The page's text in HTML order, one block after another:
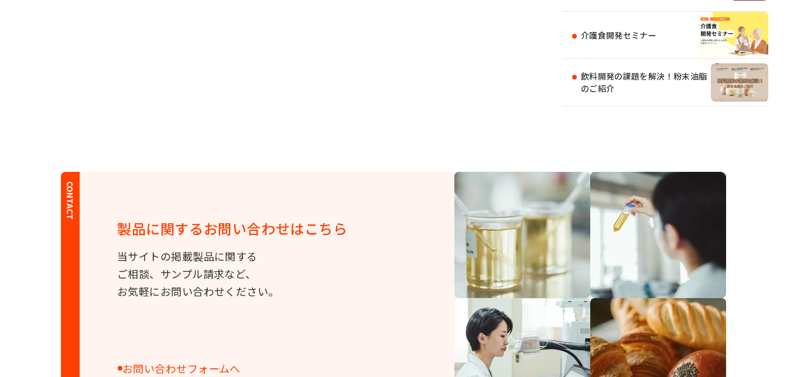
介護食開発セミナー
飲料開発の課題を解決！粉末油脂
のご紹介
CONTACT
製品に関するお問い合わせはこちら
当サイトの掲載製品に関する
ご相談、サンプル請求など、
お気軽にお問い合わせください。
お問い合わせフォームへ